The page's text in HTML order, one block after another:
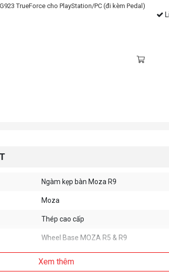
TrueForce cho PlayStation/PC (đi kèm Pedal)
Ngàm kẹp bàn Moza R9
Moza
Thép cao cấp
Wheel Base MOZA R5 & R9
Xem thêm